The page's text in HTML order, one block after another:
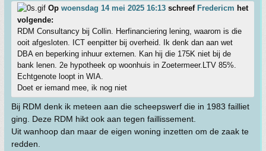
Op woensdag 14 mei 2025 16:13 schreef Fredericm het
volgende:
RDM Consultancy bij Collin. Herfinanciering lening, waarom is die
ooit afgesloten. ICT eenpitter bij overheid. Ik denk dan aan wet
DBA en beperking inhuur externen. Kan hij die 175K niet bij de
bank lenen. 2e hypotheek op woonhuis in Zoetermeer.LTV 85%.
Echtgenote loopt in WIA.
Doet er iemand mee, ik nog niet
Bij RDM denk ik meteen aan die scheepswerf die in 1983 failliet
ging. Deze RDM hikt ook aan tegen faillissement.
Uit wanhoop dan maar de eigen woning inzetten om de zaak te
redden.